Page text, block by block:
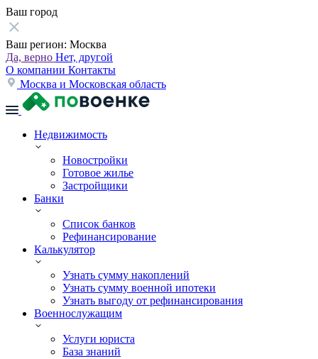
Ваш город
Ваш регион: Москва
Да, верно Нет, другой
О компании Контакты
Москва и Московская область
Недвижимость
Новостройки
Готовое жилье
Застройщики
Банки
Список банков
Рефинансирование
Калькулятор
Узнать сумму накоплений
Узнать сумму военной ипотеки
Узнать выгоду от рефинансирования
Военнослужащим
Услуги юриста
База знаний